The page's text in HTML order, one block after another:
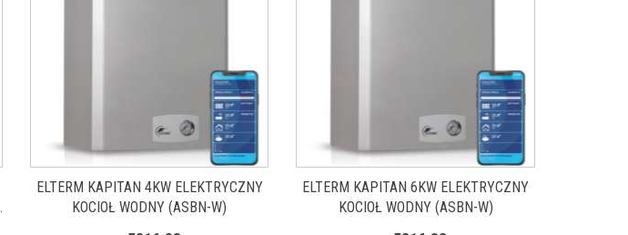
ELTERM KAPITAN 4KW ELEKTRYCZNY
KOCIOŁ WODNY (ASBN-W)
ELTERM KAPITAN 6KW ELEKTRYCZNY
KOCIOŁ WODNY (ASBN-W)